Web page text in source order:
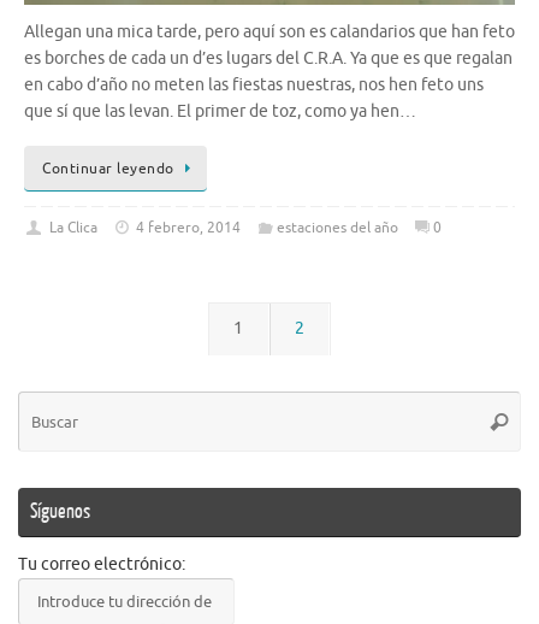
Allegan una mica tarde, pero aquí son es calandarios que han feto
es borches de cada un d’es lugars del C.R.A. Ya que es que regalan
en cabo d’año no meten las fiestas nuestras, nos hen feto uns
que sí que las levan. El primer de toz, como ya hen…
Continuar leyendo
La Clica 4 febrero, 2014 estaciones del año 0
1 2
Síguenos
Tu correo electrónico: